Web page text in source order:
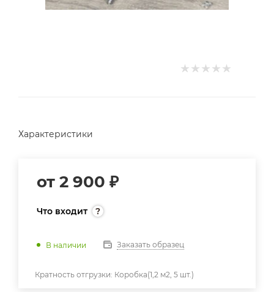
Характеристики
от 2 900 ₽
Что входит
В наличии Заказать образец
Кратность отгрузки: Коробка(1,2 м2, 5 шт.)